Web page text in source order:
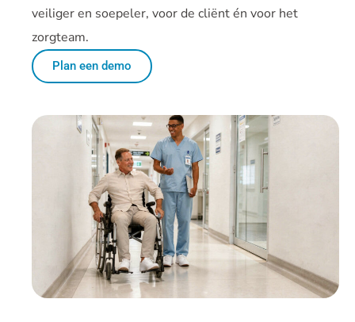
veiliger en soepeler, voor de cliënt én voor het
zorgteam.
Plan een demo